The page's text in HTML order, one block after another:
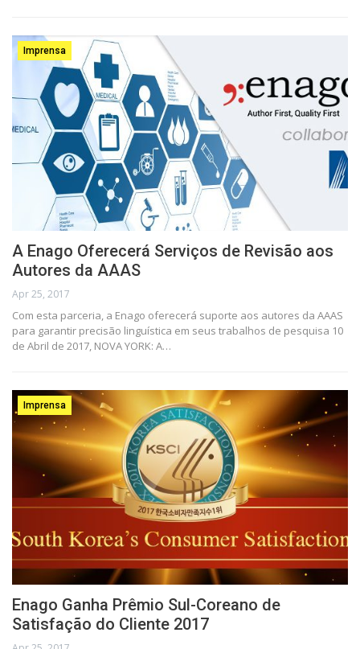
Imprensa
A Enago Oferecerá Serviços de Revisão aos
Autores da AAAS
Apr 25, 2017
Com esta parceria, a Enago oferecerá suporte aos autores da AAAS
para garantir precisão linguística em seus trabalhos de pesquisa 10
de Abril de 2017, NOVA YORK: A…
Imprensa
Enago Ganha Prêmio Sul-Coreano de
Satisfação do Cliente 2017